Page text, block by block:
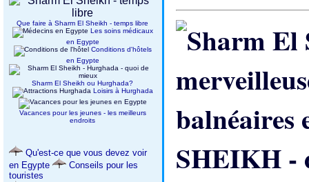
Que faire à Sharm El Sheikh - temps libre
Les soins médicaux
en Egypte
Conditions d'hôtels
en Egypte
Sharm El Sheikh ou Hurghada?
Loisirs à Hurghada
Vacances pour les jeunes - les meilleurs
endroits
Qu'est-ce que vous devez voir
en Egypte
Conseils pour les
touristes
SHEIKH -